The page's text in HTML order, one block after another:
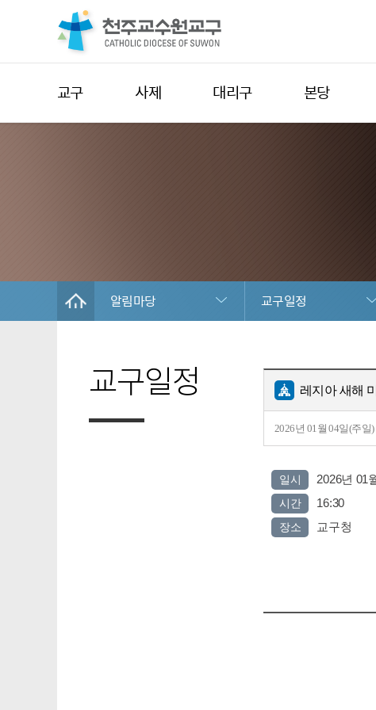
교구 사제 대리구 본당
알림마당 교구일정
교구일정 레지아 새해
2026년 01월 04일(주일)
일시 2026년 01
시간 16:30
장소 교구청